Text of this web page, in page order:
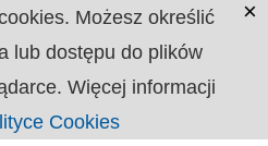
Możesz określić
lub dostępu do plików
Więcej informacji
Cookies
×